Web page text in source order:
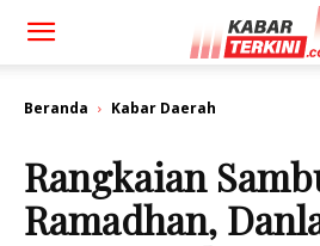
Beranda Kabar Daerah
Rangkaian
Ramadhan,